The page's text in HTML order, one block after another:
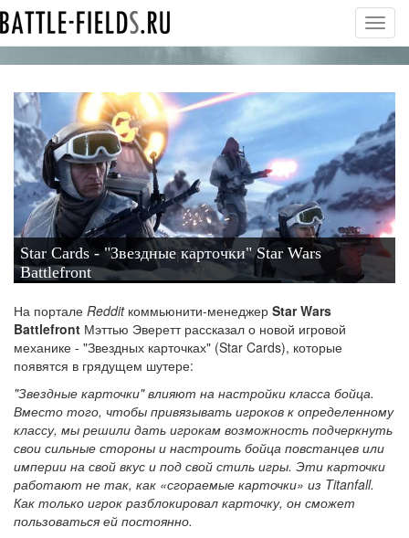
Star Cards - "Звездные карточки" Star Wars
Battlefront
На портале Redditкоммьюнити-менеджер Star Wars
Battlefront Мэттью Эверетт рассказал о новой игровой
механике - "Звездных карточках" (Star Cards), которые
появятся в грядущем шутере:
"Звездные карточки" влияют на настройки класса бойца.
Вместо того, чтобы привязывать игроков к определенному
классу, мы решили дать игрокам возможность подчеркнуть
свои сильные стороны и настроить бойца повстанцев или
империи на свой вкус и под свой стиль игры. Эти карточки
работают не так, как «сгораемые карточки» из Titanfall.
Как только игрок разблокировал карточку, он сможет
пользоваться ей постоянно.